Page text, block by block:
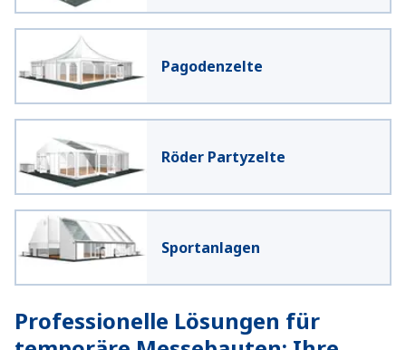
Pagodenzelte
Röder Partyzelte
Sportanlagen
Professionelle Lösungen für